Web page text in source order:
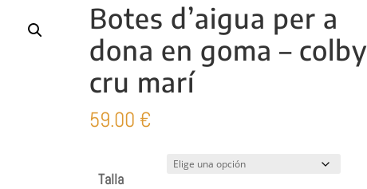
Botes d’aigua per a
dona en goma –
cru marí
59.00 €
Talla